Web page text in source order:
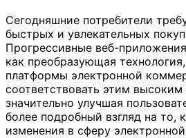
Сегодняшние потребители
быстрых и увлекательных
Прогрессивные веб-
как преобразующая
платформы электронной
соответствовать этим
значительно улучшая
более подробный взгляд на то,
изменения в сферу